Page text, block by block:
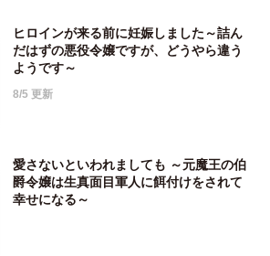
ヒロインが来る前に妊娠しました～詰ん
だはずの悪役令嬢ですが、どうやら違う
ようです～
8/5 更新
愛さないといわれましても ～元魔王の伯
爵令嬢は生真面目軍人に餌付けをされて
幸せになる～